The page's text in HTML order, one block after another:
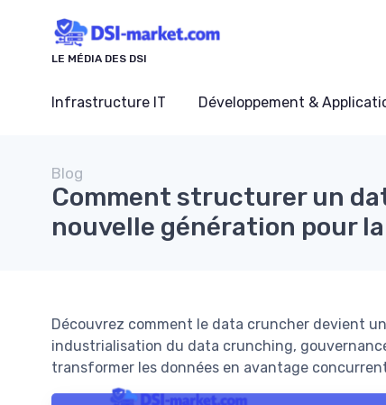
LE MÉDIA DES DSI
Infrastructure IT Développement &
Blog
Comment structurer un
nouvelle génération pour la
Découvrez comment le data cruncher devient
industrialisation du data crunching,
transformer les données en avantage